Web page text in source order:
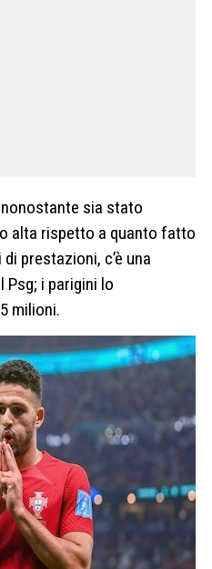
sia stato
alta rispetto a quanto fatto
prestazioni, c’è una
Psg; i parigini lo
milioni.